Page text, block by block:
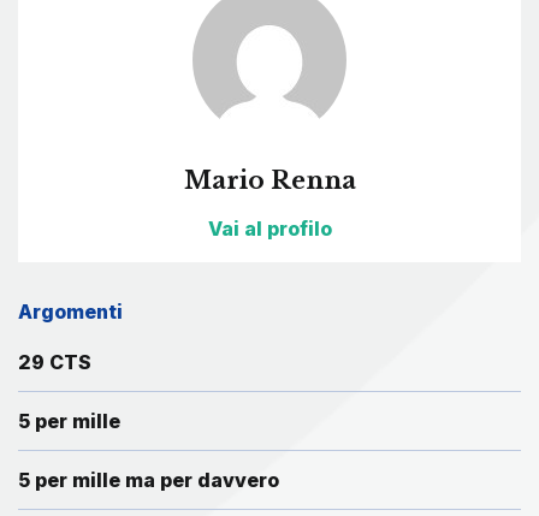
Mario Renna
Vai al profilo
Argomenti
29 CTS
5 per mille
5 per mille ma per davvero